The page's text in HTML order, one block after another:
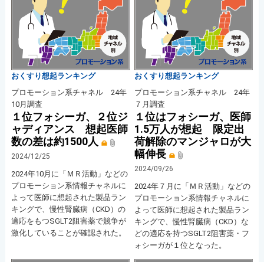
おくすり想起ランキング
プロモーション系チャネル 24年
10月調査
１位フォシーガ、２位ジ
ャディアンス 想起医師
数の差は約1500人
2024/12/25
2024年10月に「ＭＲ活動」などの
プロモーション系情報チャネルに
よって医師に想起された製品ラン
キングで、慢性腎臓病（CKD）の
適応をもつSGLT2阻害薬で競争が
激化していることが確認された。
おくすり想起ランキング
プロモーション系チャネル 24年
７月調査
１位はフォシーガ、医師
1.5万人が想起 限定出
荷解除のマンジャロが大
幅伸長
2024/09/26
2024年７月に「ＭＲ活動」などの
プロモーション系情報チャネルに
よって医師に想起された製品ラン
キングで、慢性腎臓病（CKD）な
どの適応を持つSGLT2阻害薬・フ
ォシーガが１位となった。